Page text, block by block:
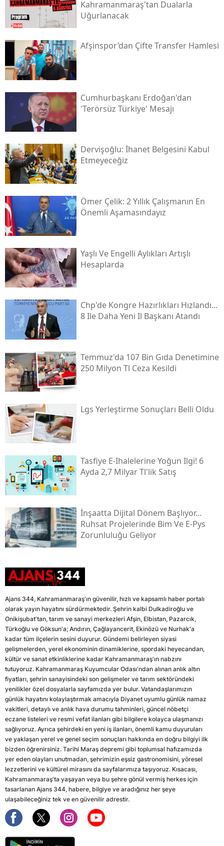
Kahramanmaraş'tan Dualarla
Uğurlanacak
Afşinspor’dan Çifte Transfer Hamlesi
Cumhurbaşkanı Erdoğan'dan
'terörsüz Türkiye' Mesajı
Dervişoğlu: İhanet Belgesini Kabul
Etmeyeceğiz
Ömer Çelik: 2 Yıllık Çalışmanın En
Önemli Aşamasındayız
Yaşlı Ve Engelli Aylıkları Artışlı
Hesaplarda
Chp'de Kongre Hazırlıkları Hızlandı...
8 Ile Daha Yeni Il Başkanı Atandı
Temmuz'da 107 Bin Gıda Denetimine
250 Milyon Tl Ceza Kesildi
Lgs Yerleştirme Sonuçları Belli Oldu
Tasfiye E-Ihalelerine Yoğun Ilgi! 6
Ayda 2,7 Milyar Tl'lik Satış
İnşaatta Dijital Dönem Başlıyor...
Ruhsat Projelerinde Bim Ve E-Pys
Zorunluluğu Geliyor
Ajans 344, Kahramanmaraş'ın güvenilir, hızlı ve kapsamlı haber portalı
olarak yayın hayatını sürdürmektedir. Şehrin kalbi Dulkadiroğlu ve
Onikişubat'tan, tarım ve sanayi merkezleri Afşin, Elbistan, Pazarcık,
Türkoğlu ve Göksun'a; Andırın, Çağlayancerit, Ekinözü ve Nurhak'a
kadar tüm ilçelerin sesini duyurur. Gündemi belirleyen siyasi
gelişmelerden, yerel ekonominin dinamiklerine, spordaki heyecandan,
kültür ve sanat etkinliklerine kadar Kahramanmaraş'ın nabzını
tutuyoruz. Kahramanmaraş Kuyumcular Odası'ndan alınan anlık altın
fiyatları, şehrin sanayisindeki son gelişmeler ve tarım sektöründeki
yenilikler özel dosyalarla sayfamızda yer bulur. Vatandaşlarımızın
günlük hayatını kolaylaştırmak amacıyla Diyanet uyumlu günlük namaz
vakitleri, detaylı ve anlık hava durumu tahminleri, güncel nöbetçi
eczane listeleri ve resmi vefat ilanları gibi bilgilere kolayca ulaşmanızı
sağlıyoruz. Ayrıca şehirdeki en yeni iş ilanları, önemli kamu duyuruları
ve yaklaşan yerel ve genel seçim sonuçları hakkında en doğru bilgiyi ilk
bizden öğrenirsiniz. Tarihi Maraş depremi gibi toplumsal hafızamızda
yer eden olayları unutmadan, şehrimizin eşsiz gastronomisini, yöresel
lezzetlerini ve kültürel mirasını da sayfalarımıza taşıyoruz. Kısacası,
Kahramanmaraş'ta yaşayan veya bu şehre gönül vermiş herkes için
tasarlanan Ajans 344, habere, bilgiye ve aradığınız her şeye
ulaşabileceğiniz tek ve en güvenilir adrestir.